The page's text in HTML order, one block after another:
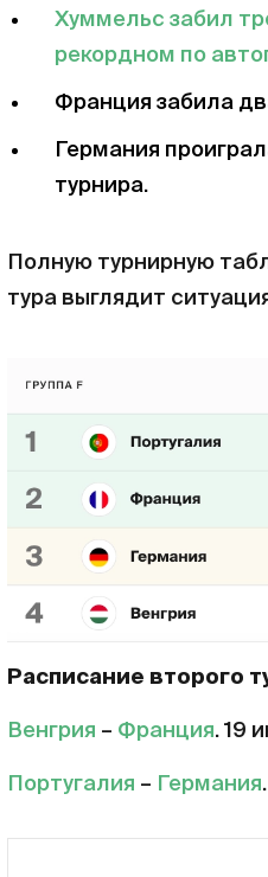
Хуммельс забил
рекордном по
Франция забила
Германия
турнира.
Полную турнирную
тура выглядит
Расписание второго
Венгрия – Франция. 19
Португалия – Германия